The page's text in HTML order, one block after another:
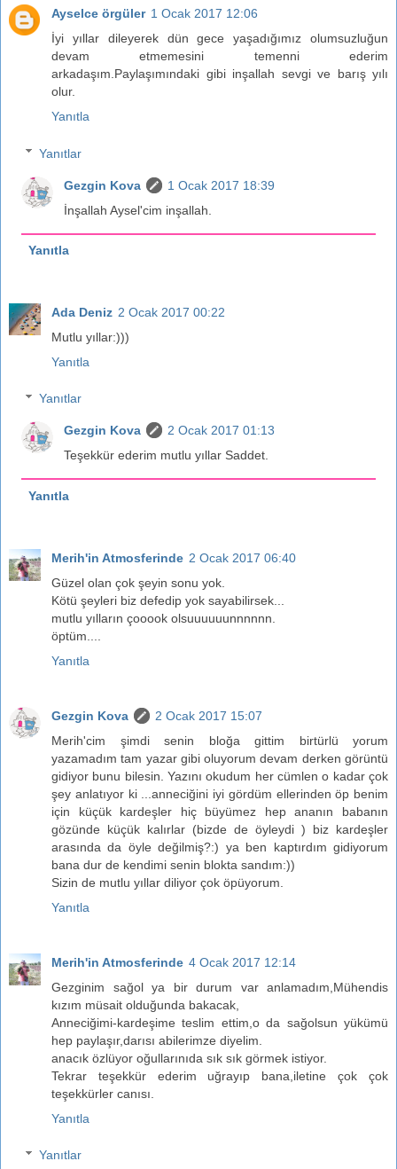
Ayselce örgüler 1 Ocak 2017 12:06
İyi yıllar dileyerek dün gece yaşadığımız olumsuzluğun
devam etmemesini temenni ederim
arkadaşım.Paylaşımındaki gibi inşallah sevgi ve barış yılı
olur.
Yanıtla
Yanıtlar
Gezgin Kova
1 Ocak 2017 18:39
İnşallah Aysel'cim inşallah.
Yanıtla
Ada Deniz 2 Ocak 2017 00:22
Mutlu yıllar:)))
Yanıtla
Yanıtlar
Gezgin Kova
2 Ocak 2017 01:13
Teşekkür ederim mutlu yıllar Saddet.
Yanıtla
Merih'in Atmosferinde 2 Ocak 2017 06:40
Güzel olan çok şeyin sonu yok.
Kötü şeyleri biz defedip yok sayabilirsek...
mutlu yılların çooook olsuuuuuunnnnnn.
öptüm....
Yanıtla
Gezgin Kova
2 Ocak 2017 15:07
Merih'cim şimdi senin bloğa gittim birtürlü yorum
yazamadım tam yazar gibi oluyorum devam derken görüntü
gidiyor bunu bilesin. Yazını okudum her cümlen o kadar çok
şey anlatıyor ki ...anneciğini iyi gördüm ellerinden öp benim
için küçük kardeşler hiç büyümez hep ananın babanın
gözünde küçük kalırlar (bizde de öyleydi ) biz kardeşler
arasında da öyle değilmiş?:) ya ben kaptırdım gidiyorum
bana dur de kendimi senin blokta sandım:))
Sizin de mutlu yıllar diliyor çok öpüyorum.
Yanıtla
Merih'in Atmosferinde 4 Ocak 2017 12:14
Gezginim sağol ya bir durum var anlamadım,Mühendis
kızım müsait olduğunda bakacak,
Anneciğimi-kardeşime teslim ettim,o da sağolsun yükümü
hep paylaşır,darısı abilerimze diyelim.
anacık özlüyor oğullarınıda sık sık görmek istiyor.
Tekrar teşekkür ederim uğrayıp bana,iletine çok çok
teşekkürler canısı.
Yanıtla
Yanıtlar